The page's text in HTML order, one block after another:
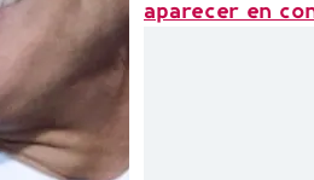
aparecer en